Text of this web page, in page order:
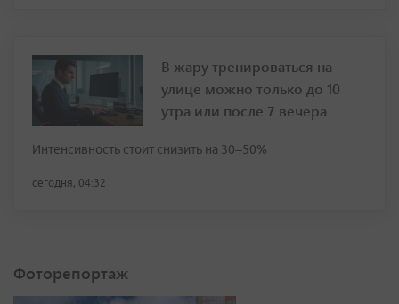
В жару тренироваться на
улице можно только до 10
утра или после 7 вечера
Интенсивность стоит снизить на 30–50%
сегодня, 04:32
Фоторепортаж